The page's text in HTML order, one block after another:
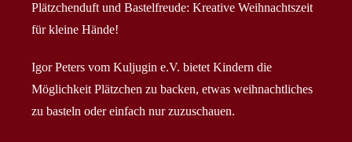
Plätzchenduft und Bastelfreude: Kreative Weihnachtszeit
für kleine Hände!
Igor Peters vom Kuljugin e.V. bietet Kindern die
Möglichkeit Plätzchen zu backen, etwas weihnachtliches
zu basteln oder einfach nur zuzuschauen.